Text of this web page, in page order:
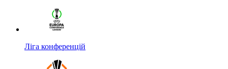
Ліга конференцій